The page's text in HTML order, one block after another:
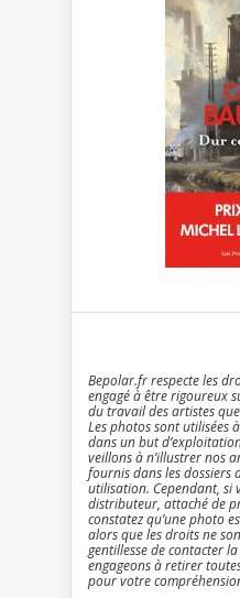
Bepolar.fr respecte les
engagé à être rigoureux
du travail des artistes
Les photos sont utilisées
dans un but
veillons à n’illustrer nos
fournis dans les dossiers
utilisation. Cependant, si
distributeur, attaché de
constatez qu’une photo
alors que les droits ne
gentillesse de contacter la
engageons à retirer
pour votre